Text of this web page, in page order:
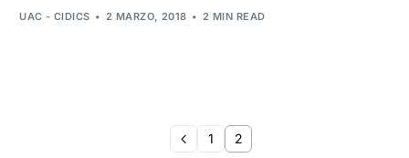
UAC - CIDICS 2 MARZO, 2018 2 MIN READ
1 2